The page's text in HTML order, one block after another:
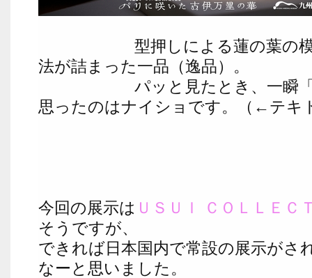
型押しによる蓮の葉の模様
法が詰まった一品（逸品
パッと見たとき、一瞬「ケ
思ったのはナイショです。（←テキ
今回の展示は ＵＳＵＩ ＣＯＬＬＥＣ
そうですが、
できれば日本国内で常設の展示がさ
なーと思いました。